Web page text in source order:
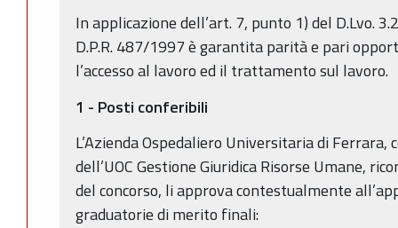
In applicazione dell’art. 7, punto 1) del D.Lvo.
D.P.R. 487/1997 è garantita parità e pari
l’accesso al lavoro ed il trattamento sul lavoro.
1 - Posti conferibili
L’Azienda Ospedaliero Universitaria di
dell’UOC Gestione Giuridica Risorse Umane,
del concorso, li approva contestualmente
graduatorie di merito finali: